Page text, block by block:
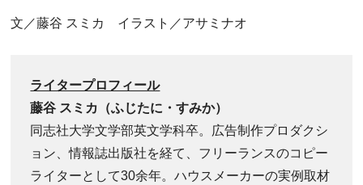
文／藤谷 スミカ イラスト／アサミナオ
ライタープロフィール
藤谷 スミカ
（ふじたに・すみか）
同志社大学文学部英文学科卒。広告制作プロダクシ
ョン、情報誌出版社を経て、フリーランスのコピー
ライターとして30余年。ハウスメーカーの実例取材